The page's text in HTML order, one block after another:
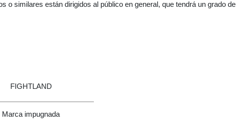
o similares están dirigidos al público en general, que tendrá un grado de
FIGHTLAND
Marca impugnada